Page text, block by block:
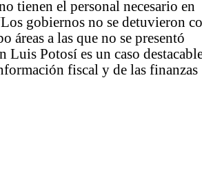
tienen el personal necesario en
gobiernos no se detuvieron
áreas a las que no se presentó
Luis Potosí es un caso
fiscal y de las finanzas